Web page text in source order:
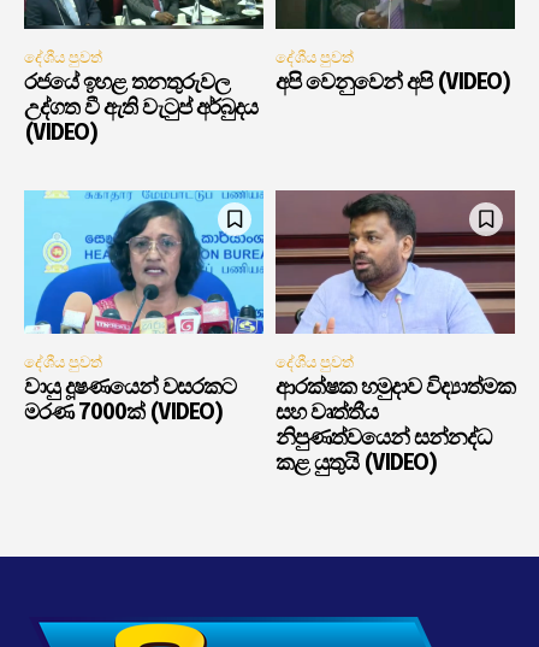
දේශීය පුවත්
රජයේ ඉහළ තනතුරුවල
උද්ගත වී ඇති වැටුප් අර්බුදය
(VIDEO)
දේශීය පුවත්
අපි වෙනුවෙන් අපි (VIDEO)
දේශීය පුවත්
වායු දූෂණයෙන් වසරකට
මරණ 7000ක් (VIDEO)
දේශීය පුවත්
ආරක්ෂක හමුදාව විද්‍යාත්මක
සහ වෘත්තීය
නිපුණත්වයෙන් සන්නද්ධ
කළ යුතුයි (VIDEO)